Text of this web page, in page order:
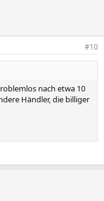
#10
nach etwa 10
Händler, die billiger